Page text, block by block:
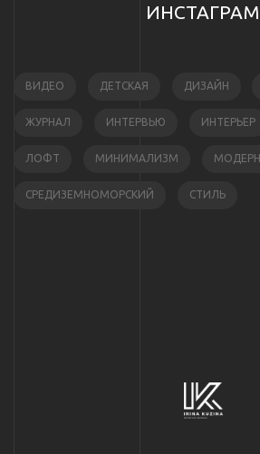
ИНСТАГРАМ
ВИДЕО ДЕТСКАЯ ДИЗАЙН
ЖУРНАЛ ИНТЕРВЬЮ ИНТЕРЬЕР
ЛОФТ МИНИМАЛИЗМ МОДЕРН
СРЕДИЗЕМНОМОРСКИЙ СТИЛЬ